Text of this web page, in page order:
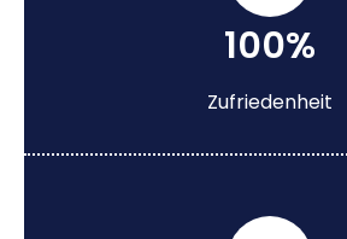
100%
Zufriedenheit